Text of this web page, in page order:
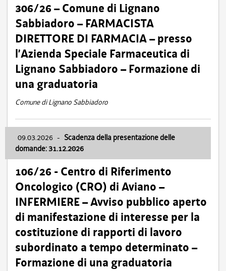
306/26 – Comune di Lignano
Sabbiadoro – FARMACISTA
DIRETTORE DI FARMACIA – presso
l’Azienda Speciale Farmaceutica di
Lignano Sabbiadoro – Formazione di
una graduatoria
Comune di Lignano Sabbiadoro
09.03.2026 - Scadenza della presentazione delle
domande: 31.12.2026
106/26 - Centro di Riferimento
Oncologico (CRO) di Aviano –
INFERMIERE – Avviso pubblico aperto
di manifestazione di interesse per la
costituzione di rapporti di lavoro
subordinato a tempo determinato –
Formazione di una graduatoria